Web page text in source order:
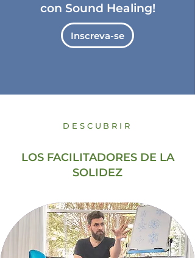
con Sound Healing!
Inscreva-se
DESCUBRIR
LOS FACILITADORES DE LA
SOLIDEZ